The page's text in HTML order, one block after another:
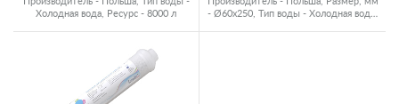
Холодная вода, Ресурс - 8000 л
- Ø60x250, Тип воды - Холодная вода,